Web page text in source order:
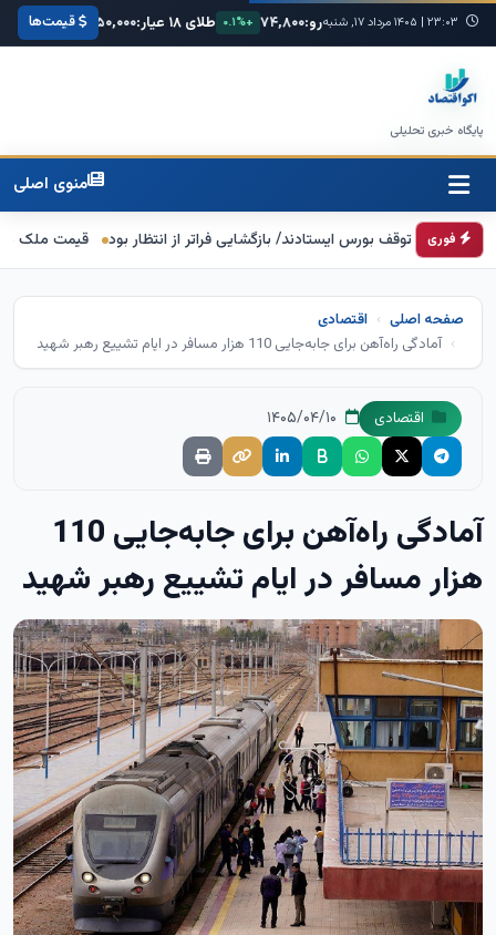
۲۳:۰۳ | ۱۴۰۵ مرداد ۱۷, شنبه ۶۸,۴۲۰ +۰.۳% یورو:۷۴,۸۰۰ +۰.۱% طلای ۱۸ عیار: ۳,۸۵۰,۰۰۰ +۱.۲% سکه امامی:
قیمت‌ها
پایگاه خبری تحلیلی
منوی اصلی
فوری قیمت ملک در دور باطل؛
صفحه اصلی
اقتصادی
آمادگی راه‌آهن برای جابه‌جایی 110 هزار مسافر در ایام تشییع رهبر شهید
اقتصادی
آمادگی راه‌آهن برای جابه‌جایی 110
هزار مسافر در ایام تشییع رهبر شهید